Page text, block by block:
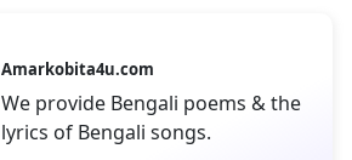
Amarkobita4u.com
We provide Bengali poems & the
lyrics of Bengali songs.